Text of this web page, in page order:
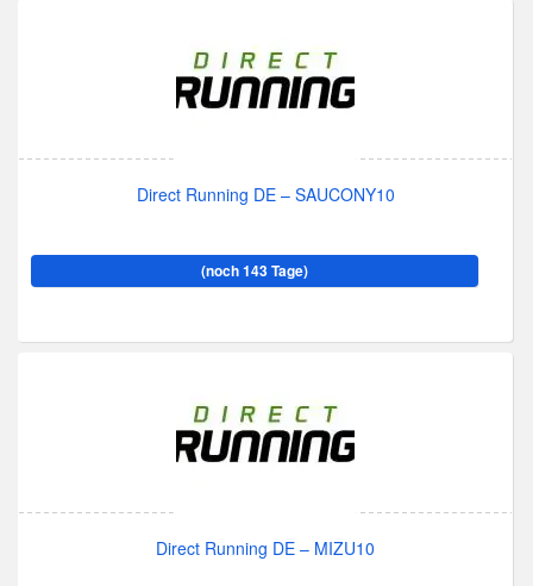
Direct Running DE – SAUCONY10
(noch 143 Tage)
Direct Running DE – MIZU10